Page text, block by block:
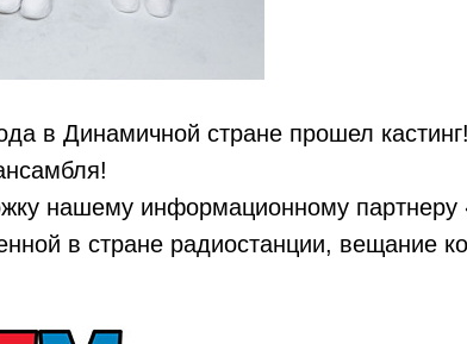
в Динамичной стране прошел
нашему информационному партнеру
в стране радиостанции, вещание